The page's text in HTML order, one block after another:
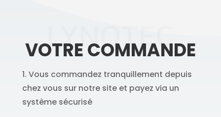
LYNOTEC
VOTRE COMMANDE
1. Vous commandez tranquillement depuis
chez vous sur notre site et payez via un
système sécurisé